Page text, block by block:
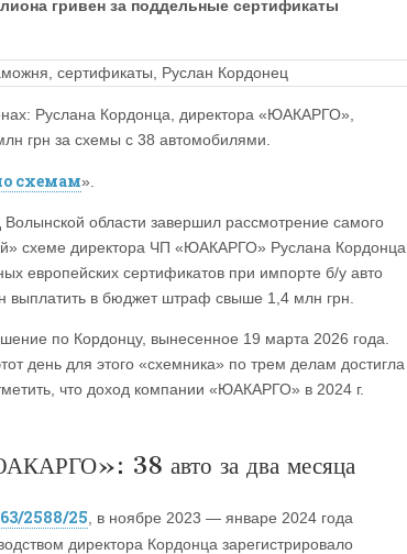
гривен за поддельные сертификаты
Руслана Кордонца, директора «ЮАКАРГО»,
грн за схемы с 38 автомобилями.
схемам».
области завершил рассмотрение самого
схеме директора ЧП «ЮАКАРГО» Руслана Кордонца.
европейских сертификатов при импорте б/у авто
выплатить в бюджет штраф свыше 1,4 млн грн.
по Кордонцу, вынесенное 19 марта 2026 года.
день для этого «схемника» по трем делам достигла
что доход компании «ЮАКАРГО» в 2024 г.
38 авто за два месяца
2588/25 , в ноябре 2023 — январе 2024 года
директора Кордонца зарегистрировало